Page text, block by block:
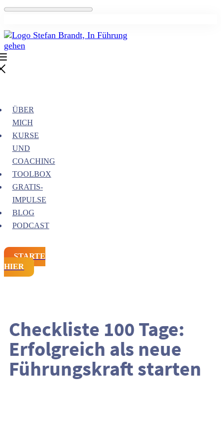
ÜBER
MICH
KURSE
UND
COACHING
TOOLBOX
GRATIS-
IMPULSE
BLOG
PODCAST
STARTE
HIER
Checkliste 100 Tage:
Erfolgreich als neue
Führungskraft starten